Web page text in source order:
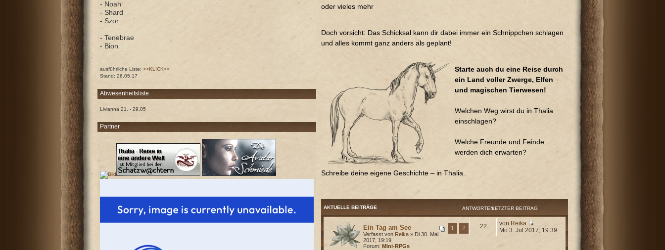
- Noah
- Shard
- Szor
- Tenebrae
- Bion
ausführliche Liste: >>KLICK<<
Stand: 26.05.17
Abwesenheitsliste
Livianna 21. - 29.05
Partner
oder vieles mehr
Doch vorsicht: Das Schicksal kann dir dabei immer ein Schnippchen schlagen
und alles kommt ganz anders als geplant!
Starte auch du eine Reise durch
ein Land voller Zwerge, Elfen
und magischen Tierwesen!
Welchen Weg wirst du in Thalia
einschlagen?
Welche Freunde und Feinde
werden dich erwarten?
Schreibe deine eigene Geschichte – in Thalia.
AKTUELLE BEITRÄGE ANTWORTENLETZTER BEITRAG
Ein Tag am See 1 2
Verfasst von Reika» Di 30. Mai
2017, 19:19
Forum: Mini-RPGs
22
Antworten von Reika
Mo 3. Jul 2017, 19:39